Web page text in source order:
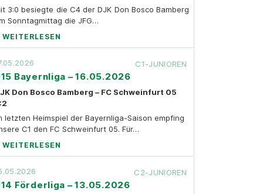
3:0 besiegte die C4 der DJK Don Bosco Bamberg
Sonntagmittag die JFG…
WEITERLESEN
C1-JUNIOREN
Bayernliga – 16.05.2026
Don Bosco Bamberg – FC Schweinfurt 05
letzten Heimspiel der Bayernliga-Saison empfing
C1 den FC Schweinfurt 05. Für…
WEITERLESEN
C2-JUNIOREN
Förderliga – 13.05.2026